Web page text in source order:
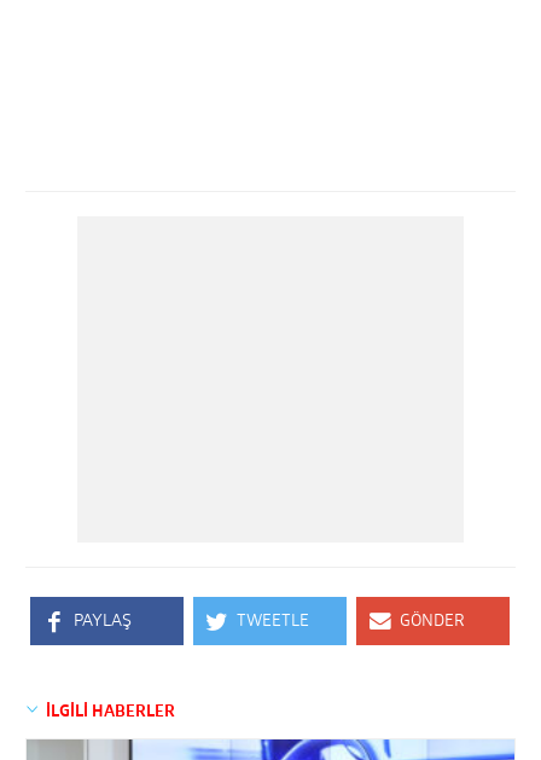
PAYLAŞ TWEETLE GÖNDER
İLGİLİ HABERLER